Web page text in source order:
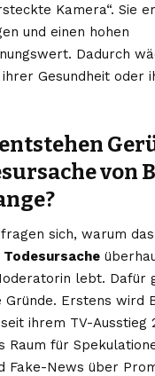
Kamera“. Sie
und einen hohen
Dadurch
Gesundheit oder
von
sich, warum
lebt. Dafür
Gründe. Erstens wird
ihrem TV-Ausstieg
Raum für
Fake-News über